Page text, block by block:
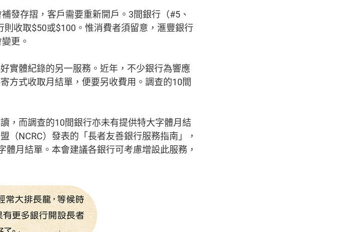
發存摺，客戶需要重新開戶。3間銀行（#5、
收取$50或$100。惟消費者須留意，滙豐銀行
更。
實體紀錄的另一服務。近年，不少銀行為響應
方式收取月結單，便要另收費用。調查的10間
，而調查的10間銀行亦未有提供特大字體月結
（NCRC）發表的「長者友善銀行服務指南」，
月結單。本會建議各銀行可考慮增設此服務，